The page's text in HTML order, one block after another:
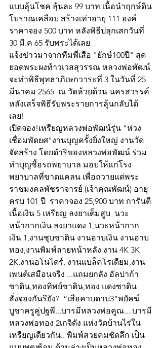
แบบลุ้นโชค ลุ้นละ 99 บาท เนื้อนำฤกษ์ดิน
โบราณเคลือบ สร้างเท่าอายุ 111 องค์
ราคาจอง 500 บาท หลังพิธีปลุกเสกวันที่
30 มี.ค 65 รับพระได้เลย
แจ้งข่าวมาจากทีมพี่เสือ "ยักษ์100ปี" สุด
ยอดพระผงท้าวเวสสุวรรณ หลวงพ่อพัฒน์
จะทำพิธีพุทธาภิเษกวาระที่ 3 ในวันที่ 25
มีนาคม 2565  ณ วัดห้วยด้วน นครสวรรค์
หลังเสร็จพิธีรับพระรายการลุ้นกลับได้
เลย!
เปิดจอง!เหรียญหลวงพ่อพัฒน์รุ่น "ห่วง
เชื่อมพัดยศ"งานบุญครั้งยิ่งใหญ่ งานวัด
จัดสร้าง โดยดำริของหลวงพ่อพัฒน์ ร่วม
ทำบุญซื้อรถพยาบาล มอบให้แก่โรง
พยาบาลที่ขาดแคลน เพื่อถวายแด่พระ
ราชมงคลพัชราจารย์ (เจ้าคุณพัฒน์) อายุ
ครบ 101 ปี  ราคาจอง 25,900 บาท การันตี
เนื้อเงิน 5 เหรียญ ลงยาเต็มสูบ  นวะ
หน้ากากเงิน ลงยาแดง 1,นวะหน้ากาก
เงิน 1,งานชุบซาติน งานอาบเงิน งานอาบ
ทอง,งานพิมพ์ลายหน้าหลัง งาน 4K 3K
2K,งานอโนไดร์, งานแบล็คโรเดียม,งาน
เพนต์เสมือนจริง ...แถมยกลัง อัลปาก้า
ซาติน,ทองทิพย์ซาติน,ทอง แดงซาติน
สั่งจองกันรึยัง?  “เสือคาบดาบ3”พยัคฆ์
บูชาครูคู่ปฐพี...บารมีหลวงพ่อคูณ... บารมี
หลวงพ่อทอง 2เกจิดัง แห่งวัดบ้านไร่ใน
เหรียญเดียวกัน.. พิมพ์สวยคมชัดลึก เป็น